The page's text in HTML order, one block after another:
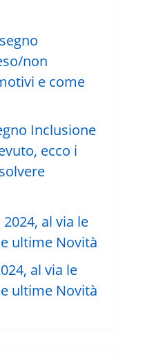
Inclusione
ecco i
al via le
ultime Novità